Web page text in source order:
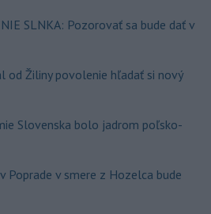
SLNKA: Pozorovať sa bude dať v
od Žiliny povolenie hľadať si nový
Slovenska bolo jadrom poľsko-
Poprade v smere z Hozelca bude